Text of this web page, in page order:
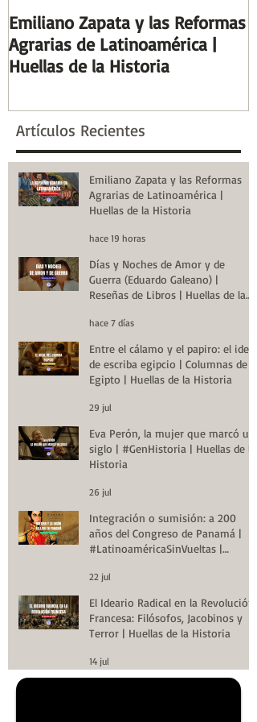
Emiliano Zapata y las Reformas
Agrarias de Latinoamérica |
Huellas de la Historia
Artículos Recientes
Emiliano Zapata y las Reformas
Agrarias de Latinoamérica |
Huellas de la Historia
hace 19 horas
Días y Noches de Amor y de
Guerra (Eduardo Galeano) |
Reseñas de Libros | Huellas de la
hace 7 días
Entre el cálamo y el papiro: el ideal
de escriba egipcio | Columnas de
Egipto | Huellas de la Historia
29 jul
Eva Perón, la mujer que marcó un
siglo | #GenHistoria | Huellas de la
Historia
26 jul
Integración o sumisión: a 200
años del Congreso de Panamá |
#LatinoaméricaSinVueltas |
22 jul
El Ideario Radical en la Revolución
Francesa: Filósofos, Jacobinos y
Terror | Huellas de la Historia
14 jul